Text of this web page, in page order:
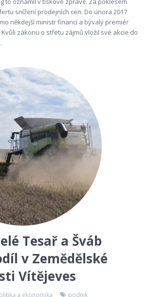
snížení prodejních cen. Do února 2017
někdejší ministr financí a bývalý premiér
Kvůli zákonu o střetu zájmů vložil své akcie do
Tesař a Šváb
v Zemědělské
Vítějeves
a ekonomika podnik